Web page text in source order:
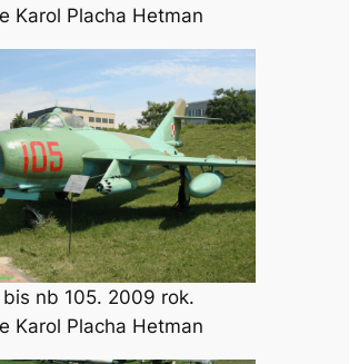
Karol Placha Hetman
nb 105. 2009 rok.
Karol Placha Hetman